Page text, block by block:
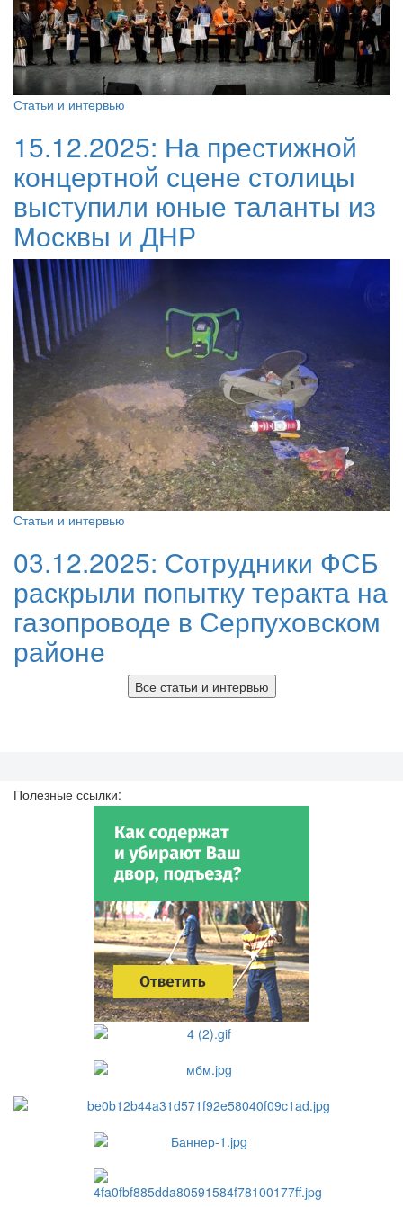
Статьи и интервью
15.12.2025: На престижной
концертной сцене столицы
выступили юные таланты из
Москвы и ДНР
Статьи и интервью
03.12.2025: Сотрудники ФСБ
раскрыли попытку теракта на
газопроводе в Серпуховском
районе
Все статьи и интервью
Полезные ссылки: